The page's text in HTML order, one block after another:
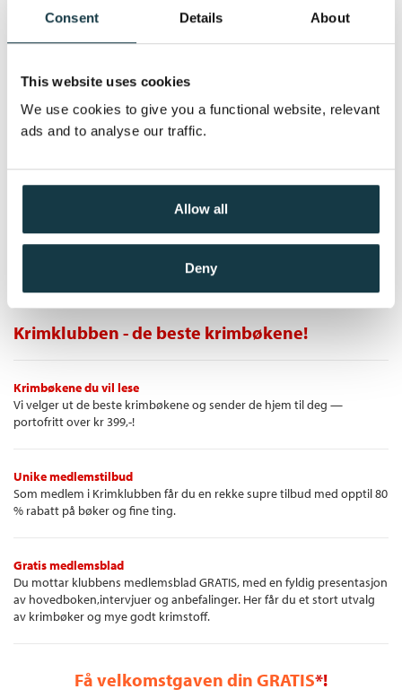
Consent Details About
This website uses cookies
We use cookies to give you a functional website, relevant
ads and to analyse our traffic.
Allow all
Deny
Silfverbielke. Alle bøkene kan leses separat, men hvis du har
denne boken.
«EN THRILLERSERIE MED NOE EKSTRA.» Tara
"Djevelsk bra" östran
«Brett Easton Ellis møter Stockholm noir.» Tara
«… en perfekt kriminalhistorie.»Mats Garme, Ölandsbladet
Ikke medlem
Kjøp
Oppgjøret
Heftet
Pris 229,–
Kjøp
Krimklubben - de beste krimbøkene!
Krimbøkene du vil lese
Vi velger ut de beste krimbøkene og sender de hjem til deg —
portofritt over kr 399,-!
Unike medlemstilbud
Som medlem i Krimklubben får du en rekke supre tilbud med opptil 80
% rabatt på bøker og fine ting.
Gratis medlemsblad
Du mottar klubbens medlemsblad GRATIS, med en fyldig presentasjon
av hovedboken,intervjuer og anbefalinger. Her får du et stort utvalg
av krimbøker og mye godt krimstoff.
Få velkomstgaven din GRATIS*!